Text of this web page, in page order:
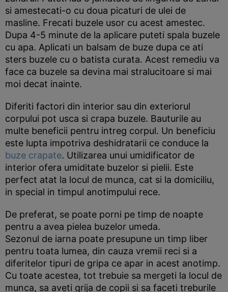
si amestecati-o cu doua picaturi de ulei de
masline. Frecati buzele usor cu acest amestec.
Dupa 4-5 minute de la aplicare puteti spala buzele
cu apa. Aplicati un balsam de buze dupa ce ati
sters buzele cu o batista curata. Acest remediu va
face ca buzele sa devina mai stralucitoare si mai
moi decat inainte.
Diferiti factori din interior sau din exteriorul
corpului pot usca si crapa buzele. Bauturile au
multe beneficii pentru intreg corpul. Un beneficiu
este lupta impotriva deshidratarii ce conduce la
buze crapate. Utilizarea unui umidificator de
interior ofera umiditate buzelor si pielii. Este
perfect atat la locul de munca, cat si la domiciliu,
in special in timpul anotimpului rece.
De preferat, se poate porni pe timp de noapte
pentru a avea pielea buzelor umeda.
Sezonul de iarna poate presupune un timp liber
pentru toata lumea, din cauza vremii reci si a
diferitelor tipuri de gripa ce apar in acest anotimp.
Cu toate acestea, tot trebuie sa mergeti la locul de
munca, sa aveti grija de copii si sa faceti treburile